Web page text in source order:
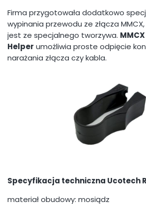
Firma przygotowała dodatkowo
wypinania przewodu ze złącza
jest ze specjalnego tworzywa.
Helper umożliwia proste odpięcie
narażania złącza czy kabla.
Specyfikacja techniczna Ucotech
materiał obudowy: mosiądz